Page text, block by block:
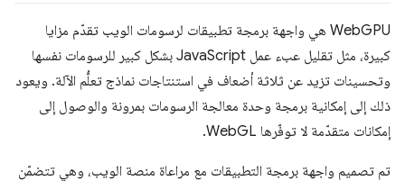
‫WebGPU هي واجهة برمجة تطبيقات لرسومات الويب تقدّم مزايا
كبيرة، مثل تقليل عبء عمل JavaScript بشكل كبير للرسومات نفسها
وتحسينات تزيد عن ثلاثة أضعاف في استنتاجات نماذج تعلُّم الآلة. ويعود
ذلك إلى إمكانية برمجة وحدة معالجة الرسومات بمرونة والوصول إلى
إمكانات متقدّمة لا توفّرها WebGL.
تم تصميم واجهة برمجة التطبيقات مع مراعاة منصة الويب، وهي تتضمّن